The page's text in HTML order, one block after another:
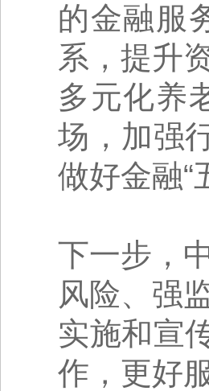
的金融服
系，提升
多元化养
场，加强
做好金融“
下一步，
风险、强
实施和宣
作，更好